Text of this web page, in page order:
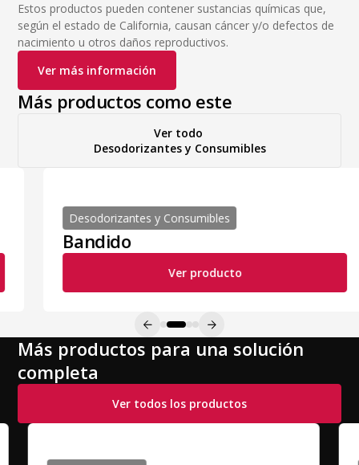
Estos productos pueden contener sustancias químicas que,
según el estado de California, causan cáncer y/o defectos de
nacimiento u otros daños reproductivos.
Ver más información
Más productos como este
Ver todo
Desodorizantes y Consumibles
Desodorizantes y Consumibles
Bandido
Ver producto
Más productos para una solución
completa
Ver todos los productos